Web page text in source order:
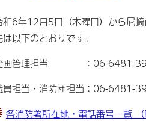
6年12月5日（木曜日）から尼
以下のとおりです。
画管理担当 ：06-6481-
担当・消防団担当：06-6481-
各消防署所在地・電話番号一覧